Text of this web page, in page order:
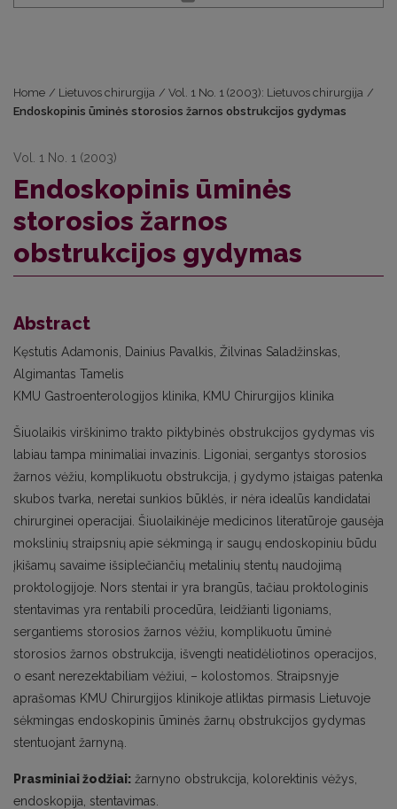
Home / Lietuvos chirurgija / Vol. 1 No. 1 (2003): Lietuvos chirurgija /
Endoskopinis ūminės storosios žarnos obstrukcijos gydymas
Vol. 1 No. 1 (2003)
Endoskopinis ūminės
storosios žarnos
obstrukcijos gydymas
Abstract
Kęstutis Adamonis, Dainius Pavalkis, Žilvinas Saladžinskas,
Algimantas Tamelis
KMU Gastroenterologijos klinika, KMU Chirurgijos klinika
Šiuolaikis virškinimo trakto piktybinės obstrukcijos gydymas vis
labiau tampa minimaliai invazinis. Ligoniai, sergantys storosios
žarnos vėžiu, komplikuotu obstrukcija, į gydymo įstaigas patenka
skubos tvarka, neretai sunkios būklės, ir nėra idealūs kandidatai
chirurginei operacijai. Šiuolaikinėje medicinos literatūroje gausėja
mokslinių straipsnių apie sėkmingą ir saugų endoskopiniu būdu
įkišamų savaime išsiplečiančių metalinių stentų naudojimą
proktologijoje. Nors stentai ir yra brangūs, tačiau proktologinis
stentavimas yra rentabili procedūra, leidžianti ligoniams,
sergantiems storosios žarnos vėžiu, komplikuotu ūminė
storosios žarnos obstrukcija, išvengti neatidėliotinos operacijos,
o esant nerezektabiliam vėžiui, – kolostomos. Straipsnyje
aprašomas KMU Chirurgijos klinikoje atliktas pirmasis Lietuvoje
sėkmingas endoskopinis ūminės žarnų obstrukcijos gydymas
stentuojant žarnyną.
Prasminiai žodžiai: žarnyno obstrukcija, kolorektinis vėžys,
endoskopija, stentavimas.